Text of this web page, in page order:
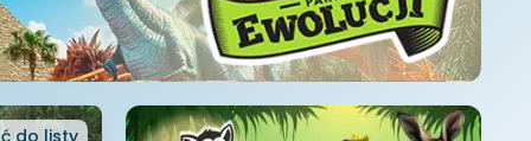
do listy